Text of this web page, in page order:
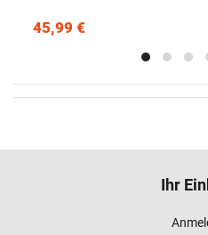
45,99 €
Ihr